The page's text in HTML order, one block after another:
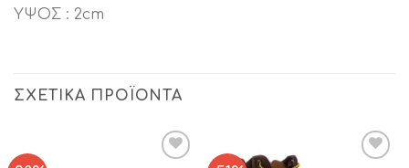
ΥΨΟΣ : 2cm
ΣΧΕΤΙΚΆ ΠΡΟΪΌΝΤΑ